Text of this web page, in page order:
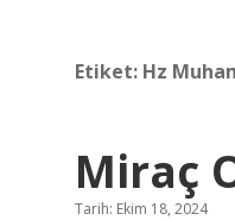
Etiket: Hz
Miraç
Tarih: Ekim 18, 2024